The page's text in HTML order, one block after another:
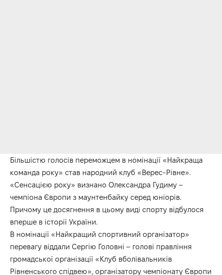
Більшістю голосів переможцем в номінації «Найкраща
команда року» став народний клуб «Верес-Рівне».
«Сенсацією року» визнано Олександра Гудиму –
чемпіона Європи з маунтенбайку серед юніорів.
Причому це досягнення в цьому виді спорту відбулося
вперше в історії України.
В номінації «Найкращий спортивний організатор»
перевагу віддали Сергію Головні – голові правління
громадської організації «Клуб вболівальників
Рівненського спідвею», організатору чемпіонату Європи